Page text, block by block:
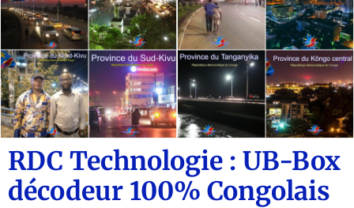
RDC Technologie : UB-Box
décodeur 100% Congolais